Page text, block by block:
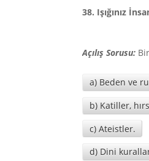
38. Işığınız
Açılış Sorusu:
a) Beden ve
b) Katiller,
c) Ateistler.
d) Dini